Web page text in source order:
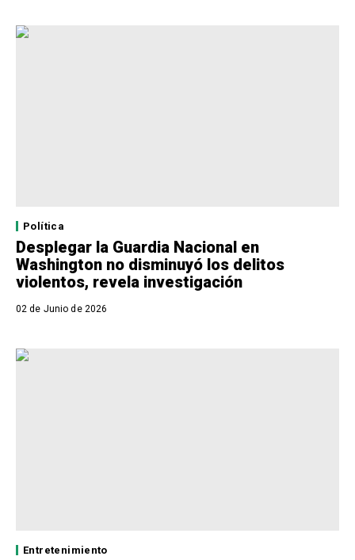
Política
Desplegar la Guardia Nacional en
Washington no disminuyó los delitos
violentos, revela investigación
02 de Junio de 2026
Entretenimiento